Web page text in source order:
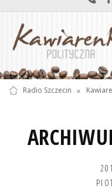
Radio Szczecin »